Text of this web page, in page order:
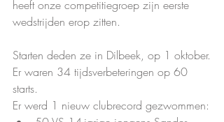
heeft onze competitiegroep zijn eerste
wedstrijden erop zitten.
Starten deden ze in Dilbeek, op 1 oktober.
Er waren 34 tijdsverbeteringen op 60
starts.
Er werd 1 nieuw clubrecord gezwommen: